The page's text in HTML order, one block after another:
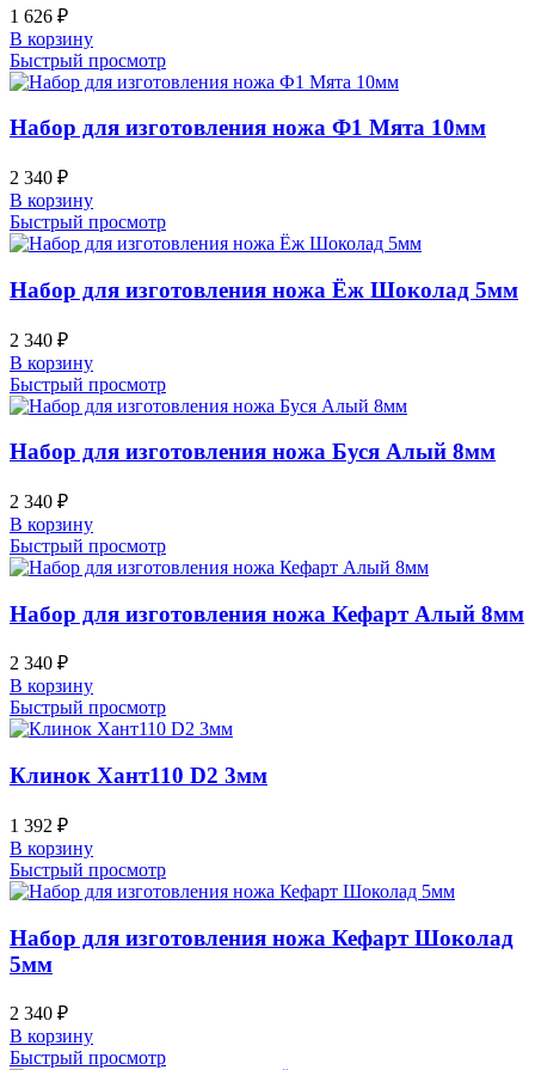
1 626 ₽
В корзину
Быстрый просмотр
Набор для изготовления ножа Ф1 Мята 10мм
2 340 ₽
В корзину
Быстрый просмотр
Набор для изготовления ножа Ёж Шоколад 5мм
2 340 ₽
В корзину
Быстрый просмотр
Набор для изготовления ножа Буся Алый 8мм
2 340 ₽
В корзину
Быстрый просмотр
Набор для изготовления ножа Кефарт Алый 8мм
2 340 ₽
В корзину
Быстрый просмотр
Клинок Хант110 D2 3мм
1 392 ₽
В корзину
Быстрый просмотр
Набор для изготовления ножа Кефарт Шоколад
5мм
2 340 ₽
В корзину
Быстрый просмотр